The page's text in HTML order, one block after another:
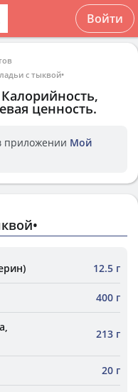
Войти
с тыквой•
ценность.
приложении Мой
12.5 г
400 г
213 г
20 г